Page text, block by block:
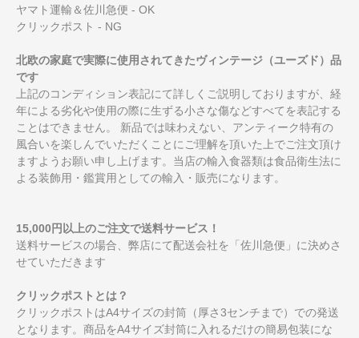
ヤマト運輸＆佐川急便 - OK
クリックポスト - NG
北欧の家庭で実際に使用されてきたヴィンテージ（ユーズド）品
です
上記のコンディション表記にて詳しくご説明しておりますが、経
年による劣化や使用の際に生ずる小さな傷などすべてを表記する
ことはできません。 新品では味わえない、アンティーク特有の
風合いを楽しんでいただくことにご理解を頂いた上でご注文頂け
ますようお願い申し上げます。当店の輸入食器類は食品衛生法に
よる装飾用・鑑賞用としての輸入・販売になります。
15,000円以上のご注文で送料サービス！
送料サービスの場合、弊店にて配送会社を「佐川急便」に決めさ
せていただきます
クリックポストとは？
クリックポストはA4サイズの封筒（厚さ3センチまで）での発送
となります。商品をA4サイズ封筒に入れるだけの簡易包装にな